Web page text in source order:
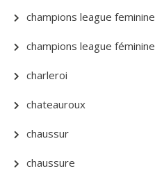
champions league feminine
champions league féminine
charleroi
chateauroux
chaussur
chaussure